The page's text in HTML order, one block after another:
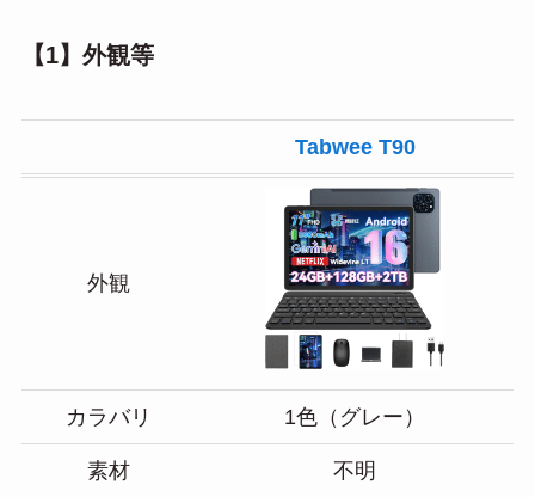
【1】外観等
Tabwee T90
外観
カラバリ 1色（グレー）
素材 不明